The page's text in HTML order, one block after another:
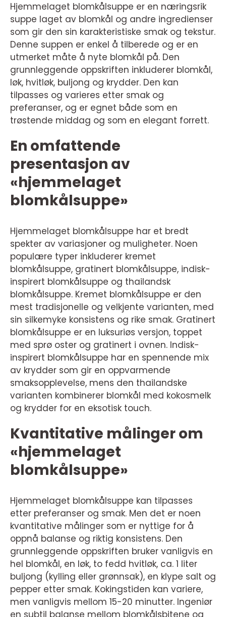
Hjemmelaget blomkålsuppe er en næringsrik
suppe laget av blomkål og andre ingredienser
som gir den sin karakteristiske smak og tekstur.
Denne suppen er enkel å tilberede og er en
utmerket måte å nyte blomkål på. Den
grunnleggende oppskriften inkluderer blomkål,
løk, hvitløk, buljong og krydder. Den kan
tilpasses og varieres etter smak og
preferanser, og er egnet både som en
trøstende middag og som en elegant forrett.
En omfattende
presentasjon av
«hjemmelaget
blomkålsuppe»
Hjemmelaget blomkålsuppe har et bredt
spekter av variasjoner og muligheter. Noen
populære typer inkluderer kremet
blomkålsuppe, gratinert blomkålsuppe, indisk-
inspirert blomkålsuppe og thailandsk
blomkålsuppe. Kremet blomkålsuppe er den
mest tradisjonelle og velkjente varianten, med
sin silkemyke konsistens og rike smak. Gratinert
blomkålsuppe er en luksuriøs versjon, toppet
med sprø oster og gratinert i ovnen. Indisk-
inspirert blomkålsuppe har en spennende mix
av krydder som gir en oppvarmende
smaksopplevelse, mens den thailandske
varianten kombinerer blomkål med kokosmelk
og krydder for en eksotisk touch.
Kvantitative målinger om
«hjemmelaget
blomkålsuppe»
Hjemmelaget blomkålsuppe kan tilpasses
etter preferanser og smak. Men det er noen
kvantitative målinger som er nyttige for å
oppnå balanse og riktig konsistens. Den
grunnleggende oppskriften bruker vanligvis en
hel blomkål, en løk, to fedd hvitløk, ca. 1 liter
buljong (kylling eller grønnsak), en klype salt og
pepper etter smak. Kokingstiden kan variere,
men vanligvis mellom 15-20 minutter. Ingeniør